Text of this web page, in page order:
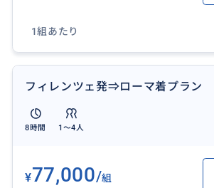
この商品をご覧いただいた方には下記
す！
https://travel.buyma.com/service/
▼[ローマ発] ポジターノ+アマルフィ
1組あたり
フィレンツェ発⇒ローマ着プラン
8時間 1〜4人
¥77,000/組